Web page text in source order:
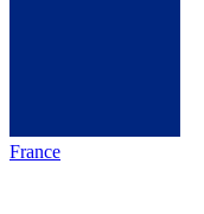
France